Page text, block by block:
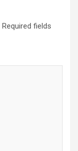
Required fields